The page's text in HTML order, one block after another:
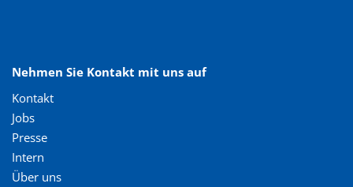
Nehmen Sie Kontakt mit uns auf
Kontakt
Jobs
Presse
Intern
Über uns